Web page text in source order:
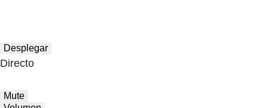
Desplegar
Directo
Mute